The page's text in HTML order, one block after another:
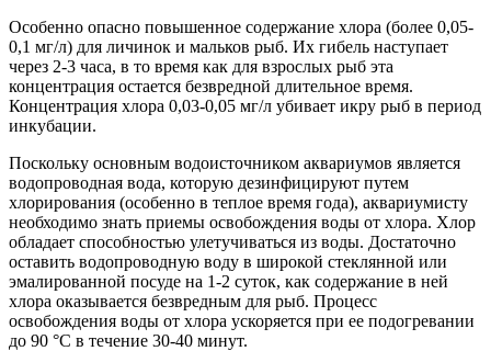
Особенно опасно повышенное содержание хлора (более 0,05-
0,1 мг/л) для личинок и мальков рыб. Их гибель наступает
через 2-3 часа, в то время как для взрослых рыб эта
концентрация остается безвредной длительное время.
Концентрация хлора 0,03-0,05 мг/л убивает икру рыб в период
инкубации.
Поскольку основным водоисточником аквариумов является
водопроводная вода, которую дезинфицируют путем
хлорирования (особенно в теплое время года), аквариумисту
необходимо знать приемы освобождения воды от хлора. Хлор
обладает способностью улетучиваться из воды. Достаточно
оставить водопроводную воду в широкой стеклянной или
эмалированной посуде на 1-2 суток, как содержание в ней
хлора оказывается безвредным для рыб. Процесс
освобождения воды от хлора ускоряется при ее подогревании
до 90 °С в течение 30-40 минут.